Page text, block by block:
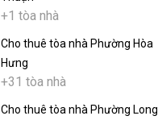
+1 tòa nhà
Cho thuê tòa nhà Phường Hòa
Hưng
+31 tòa nhà
Cho thuê tòa nhà Phường Long